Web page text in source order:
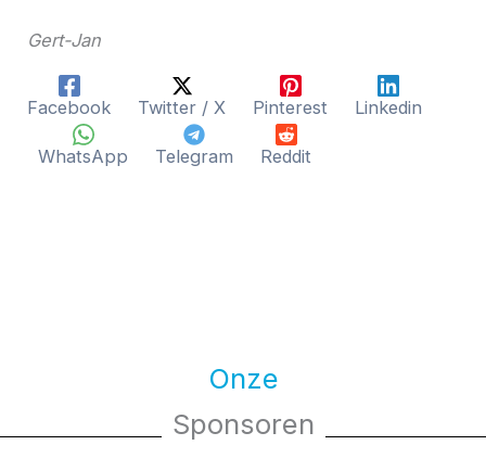
Gert-Jan
Facebook Twitter / X Pinterest Linkedin
WhatsApp Telegram Reddit
Onze
Sponsoren